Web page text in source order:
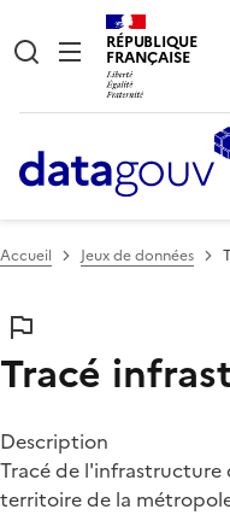
RÉPUBLIQUE
FRANÇAISE
Accueil Jeux de données
Tracé
Description
Tracé de
territoire de la